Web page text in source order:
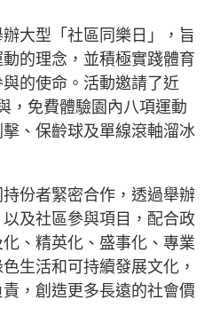
大型「社區同樂日」，旨
的理念，並積極實踐體育
的使命。活動邀請了近
，免費體驗園內八項運動
、保齡球及單線滾軸溜冰
份者緊密合作，透過舉辦
及社區參與項目，配合政
、精英化、盛事化、專業
生活和可持續發展文化，
，創造更多長遠的社會價